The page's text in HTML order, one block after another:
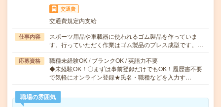
交通費
交通費規定内支給
仕事内容
スポーツ用品や車載器に使われるゴム製品を作っていま
す。行っていただく作業はゴム製品のプレス成型です。…
応募資格
職種未経験OK / ブランクOK / 英語力不要
◆未経験OK！〇まずは事前登録だけでもOK！履歴書不要
で気軽にオンライン登録★氏名・職種などを入力す…
職場の雰囲気